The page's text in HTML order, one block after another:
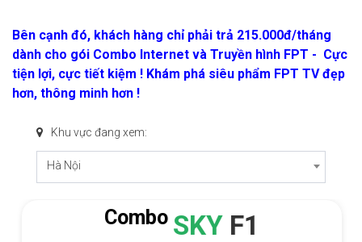
Bên cạnh đó, khách hàng chỉ phải trả 215.000đ/tháng
dành cho gói Combo Internet và Truyền hình FPT - Cực
tiện lợi, cực tiết kiệm ! Khám phá siêu phẩm FPT TV đẹp
hơn, thông minh hơn !
Khu vực đang xem:
Hà Nội
Combo SKYF1